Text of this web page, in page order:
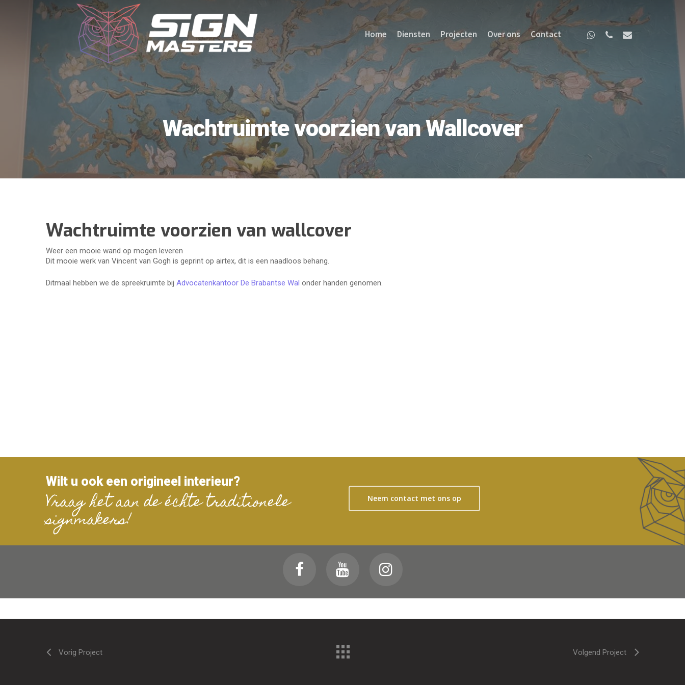
Home Diensten Projecten Over ons Contact
Wachtruimte voorzien van Wallcover
Wachtruimte voorzien van wallcover
Weer een mooie wand op mogen leveren
Dit mooie werk van Vincent van Gogh is geprint op airtex, dit is een naadloos behang.
Ditmaal hebben we de spreekruimte bijAdvocatenkantoor De Brabantse Wal onder handen genomen.
Wilt u ook een origineel interieur?
Vraag het aan de échte traditionele
signmakers!
Neem contact met ons op
Vorig Project Volgend Project